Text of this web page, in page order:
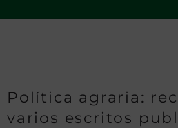
Política agraria:
varios escritos